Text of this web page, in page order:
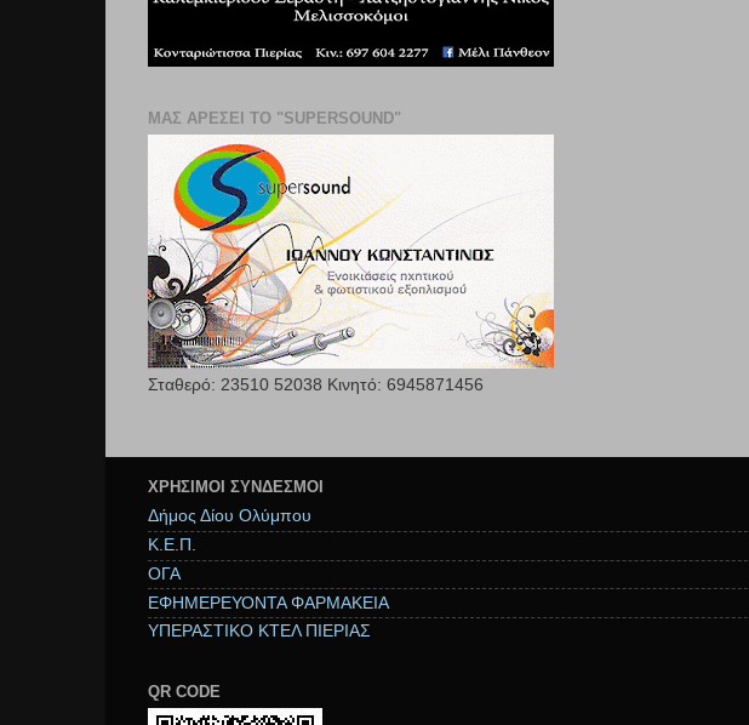
ΜΑΣ ΑΡΕΣΕΙ ΤΟ "SUPERSOUND"
Σταθερό: 23510 52038 Κινητό: 6945871456
ΧΡΉΣΙΜΟΙ ΣΥΝΔΕΣΜΟΙ
Δήμος Δίου Ολύμπου
Κ.Ε.Π.
ΟΓΑ
ΕΦΗΜΕΡΕΥΟΝΤΑ ΦΑΡΜΑΚΕΙΑ
ΥΠΕΡΑΣΤΙΚΟ ΚΤΕΛ ΠΙΕΡΙΑΣ
QR CODE